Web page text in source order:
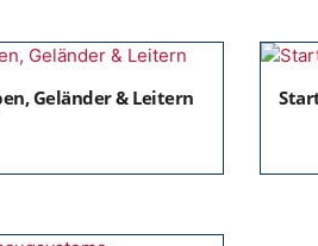
Geländer & Leitern